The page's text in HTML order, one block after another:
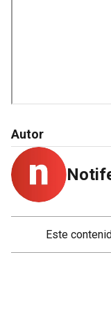
Autor
Este